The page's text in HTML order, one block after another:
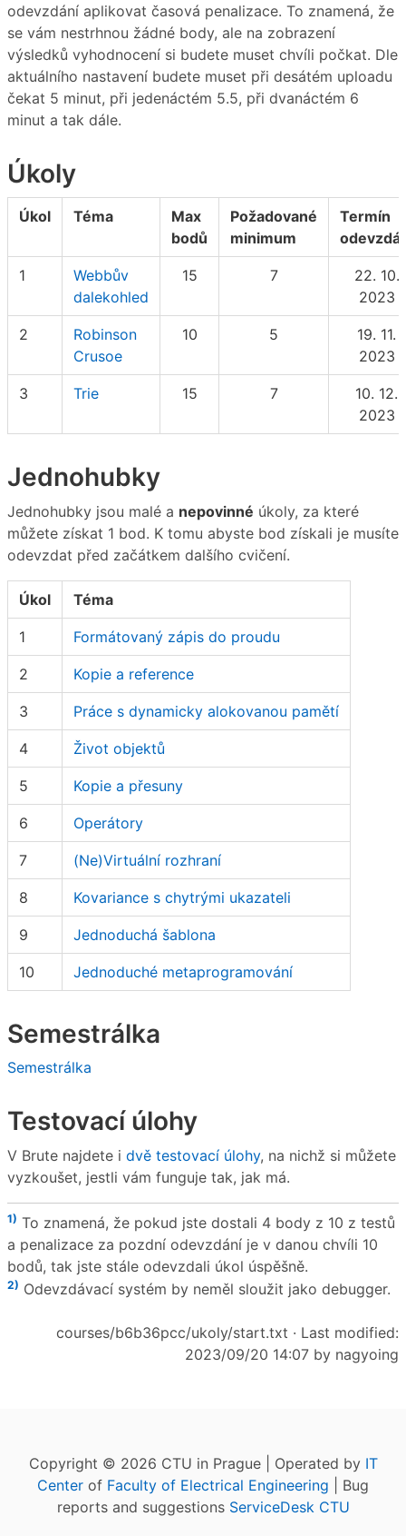
odevzdání aplikovat časová penalizace. To znamená, že
se vám nestrhnou žádné body, ale na zobrazení
výsledků vyhodnocení si budete muset chvíli počkat. Dle
aktuálního nastavení budete muset při desátém uploadu
čekat 5 minut, při jedenáctém 5.5, při dvanáctém 6
minut a tak dále.
Úkoly
Úkol Téma
Max
bodů
Požadované
minimum
Termín
1
Webbův
dalekohled
15 7
22. 10.
2023
2
Robinson
Crusoe
10 5
19. 11.
2023
3 Trie 15 7
10. 12.
2023
Jednohubky
Jednohubky jsou malé a nepovinné úkoly, za které
můžete získat 1 bod. K tomu abyste bod získali je musíte
odevzdat před začátkem dalšího cvičení.
Úkol Téma
1 Formátovaný zápis do proudu
2 Kopie a reference
3 Práce s dynamicky alokovanou pamětí
4 Život objektů
5 Kopie a přesuny
6 Operátory
7 (Ne)Virtuální rozhraní
8 Kovariance s chytrými ukazateli
9 Jednoduchá šablona
10 Jednoduché metaprogramování
Semestrálka
Semestrálka
Testovací úlohy
V Brute najdete i dvě testovací úlohy, na nichž si můžete
vyzkoušet, jestli vám funguje tak, jak má.
1) To znamená, že pokud jste dostali 4 body z 10 z testů
a penalizace za pozdní odevzdání je v danou chvíli 10
bodů, tak jste stále odevzdali úkol úspěšně.
2) Odevzdávací systém by neměl sloužit jako debugger.
courses/b6b36pcc/ukoly/start.txt · Last modified:
2023/09/20 14:07 by nagyoing
Copyright © 2026 CTU in Prague | Operated by IT
Center of Faculty of Electrical Engineering | Bug
reports and suggestions ServiceDesk CTU